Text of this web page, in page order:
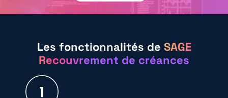
Les fonctionnalités de SAGE
Recouvrement de créances